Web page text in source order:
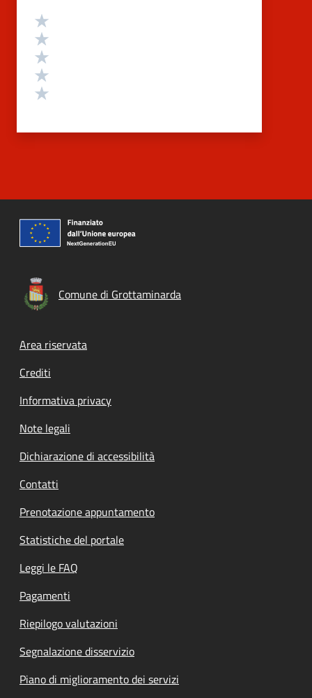
Valutazione
Comune di Grottaminarda
Footer menu
Area riservata
Crediti
Informativa privacy
Note legali
Dichiarazione di accessibilità
Contatti
Prenotazione appuntamento
Statistiche del portale
Leggi le FAQ
Pagamenti
Riepilogo valutazioni
Segnalazione disservizio
Piano di miglioramento dei servizi